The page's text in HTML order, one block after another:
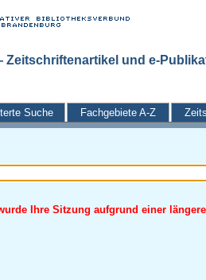
Zeitschriftenartikel und e-
Suche Fachgebiete A-Z
Ihre Sitzung aufgrund einer